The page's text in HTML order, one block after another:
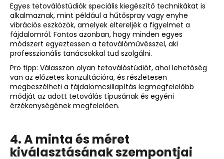
Egyes tetoválóstúdiók speciális kiegészítő technikákat is
alkalmaznak, mint például a hűtőspray vagy enyhe
vibrációs eszközök, amelyek eltereljék a figyelmet a
fájdalomról. Fontos azonban, hogy minden egyes
módszert egyeztessen a tetoválóművésszel, aki
professzionális tanácsokkal tud szolgálni.
Pro tipp: Válasszon olyan tetoválóstúdiót, ahol lehetőség
van az előzetes konzultációra, és részletesen
megbeszélheti a fájdalomcsillapítás legmegfelelőbb
módját az adott tetoválás típusának és egyéni
érzékenységének megfelelően.
4. A minta és méret
kiválasztásának szempontjai